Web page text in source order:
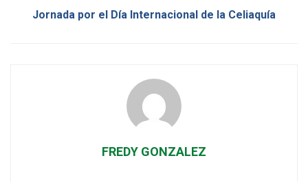
Jornada por el Día Internacional de la Celiaquía
FREDY GONZALEZ